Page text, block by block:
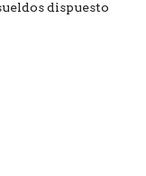
dispuesto